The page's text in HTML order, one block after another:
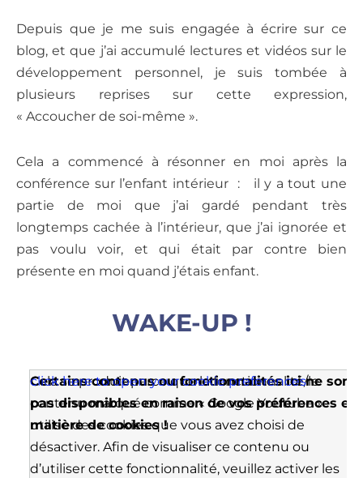
Depuis que je me suis engagée à écrire sur ce
blog, et que j’ai accumulé lectures et vidéos sur le
développement personnel, je suis tombée à
plusieurs reprises sur cette expression,
« Accoucher de soi-même ».
Cela a commencé à résonner en moi après la
conférence sur l’enfant intérieur : il y a tout une
partie de moi que j’ai gardé pendant très
longtemps cachée à l’intérieur, que j’ai ignorée et
pas voulu voir, et qui était par contre bien
présente en moi quand j’étais enfant.
WAKE-UP !
Certains contenus ou fonctionnalités ici ne sont
pas disponibles en raison de vos préférences en
matière de cookies !
Cela se produit parce que la fonctionnalité/le
contenu marqué comme « Google Youtube »
utilise des cookies que vous avez choisi de
désactiver. Afin de visualiser ce contenu ou
d’utiliser cette fonctionnalité, veuillez activer les
click here to open your cookie preferences